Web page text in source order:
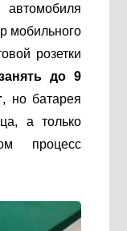
мобильного
розетки
до 9
, но батарея
а только
процесс